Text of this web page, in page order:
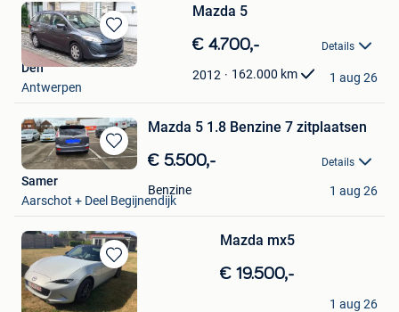
Bewaren
in
Mazda 5
€ 4.700,- Details
2012 162.000 km
Den
Antwerpen
1 aug 26
Bewaren
in
Favorieten
Mazda 5 1.8 Benzine 7 zitplaatsen
€ 5.500,- Details
Benzine
Samer
Aarschot + Deel Begijnendijk
1 aug 26
Bewaren
in
Mazda mx5
€ 19.500,-
peter
1 aug 26